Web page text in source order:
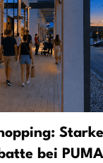
Starke
bei PUMA